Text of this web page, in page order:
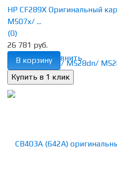
избранное сравнить
HP CF289X Оригинальный
M507x/ ...
(0)
26 781 руб.
В корзину